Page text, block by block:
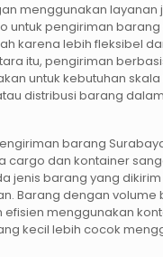
menggunakan layanan
untuk pengiriman barang
karena lebih fleksibel
itu, pengiriman
untuk kebutuhan
distribusi barang
barang
cargo dan kontainer
jenis barang yang
Barang dengan volume
menggunakan
kecil lebih cocok